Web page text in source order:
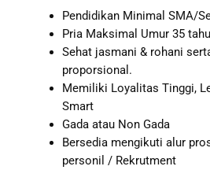
Pendidikan Minimal SMA/
Pria Maksimal Umur 35
Sehat jasmani & rohani
proporsional.
Memiliki Loyalitas Tinggi,
Smart
Gada atau Non Gada
Bersedia mengikuti alur
personil / Rekrutment